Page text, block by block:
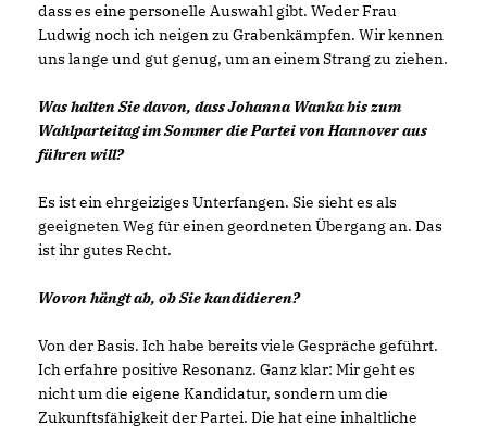
dass es eine personelle Auswahl gibt. Weder Frau
Ludwig noch ich neigen zu Grabenkämpfen. Wir kennen
uns lange und gut genug, um an einem Strang zu ziehen.
Was halten Sie davon, dass Johanna Wanka bis zum
Wahlparteitag im Sommer die Partei von Hannover aus
führen will?
Es ist ein ehrgeiziges Unterfangen. Sie sieht es als
geeigneten Weg für einen geordneten Übergang an. Das
ist ihr gutes Recht.
Wovon hängt ab, ob Sie kandidieren?
Von der Basis. Ich habe bereits viele Gespräche geführt.
Ich erfahre positive Resonanz. Ganz klar: Mir geht es
nicht um die eigene Kandidatur, sondern um die
Zukunftsfähigkeit der Partei. Die hat eine inhaltliche